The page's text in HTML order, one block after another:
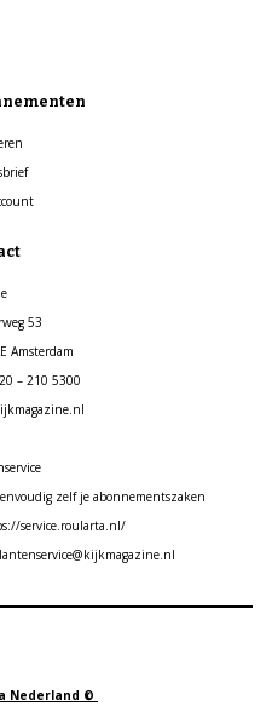
53
Amsterdam
– 210 5300
zelf je abonnementszaken
service.roularta.nl/
Nederland ©